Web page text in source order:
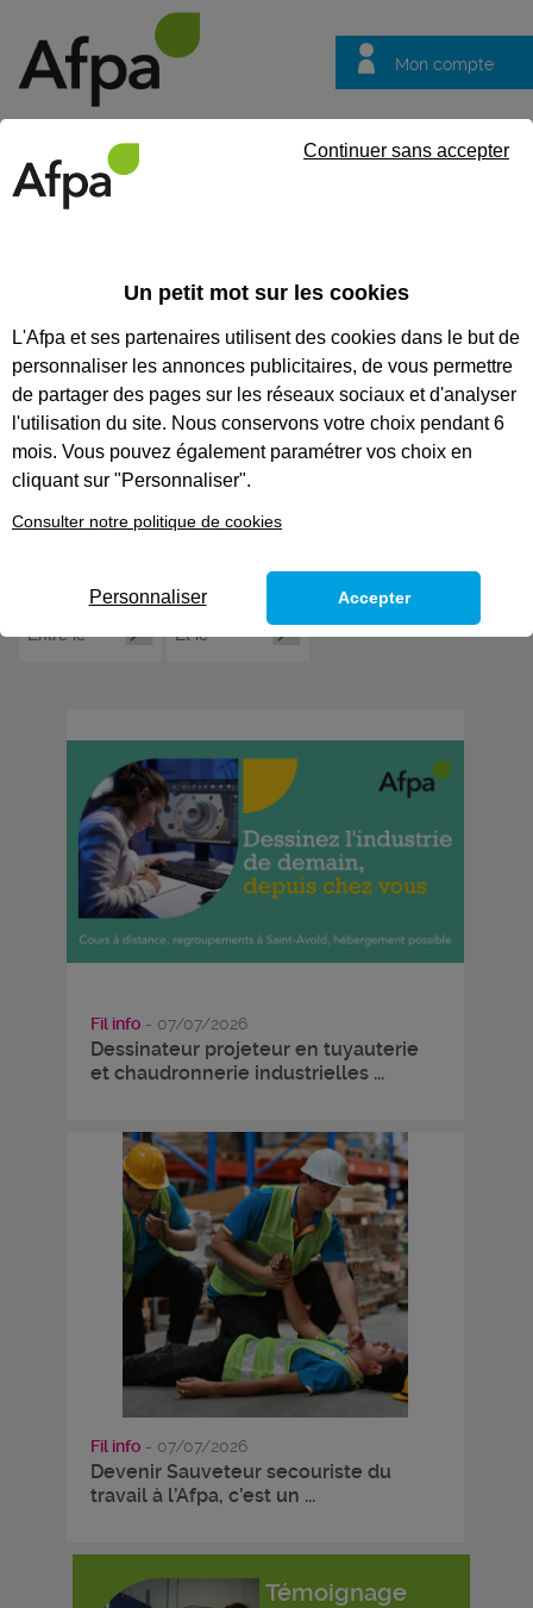
Mon compte
questions
ACTUALITÉS
Recherchez une actualité
Tout supprimer
Fil info - 07/07/2026
Dessinateur projeteur en tuyauterie
et chaudronnerie industrielles ...
Fil info - 07/07/2026
Devenir Sauveteur secouriste du
travail à l’Afpa, c’est un ...
Témoignage
Un petit mot sur les cookies
L'Afpa et ses partenaires utilisent des cookies dans le but de
personnaliser les annonces publicitaires, de vous permettre
de partager des pages sur les réseaux sociaux et d'analyser
l'utilisation du site. Nous conservons votre choix pendant 6
mois. Vous pouvez également paramétrer vos choix en
cliquant sur "Personnaliser".
Consulter notre politique de cookies
Continuer sans accepter
Personnaliser Accepter